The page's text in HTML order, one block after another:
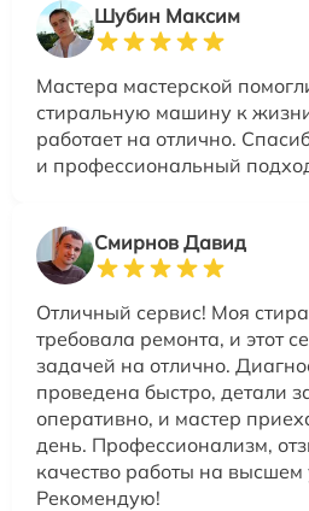
Шубин Максим
Мастера мастерской
стиральную машину к
работает на отлично.
и профессиональный
Смирнов Давид
Отличный сервис! Моя
требовала ремонта, и этот
задачей на отлично.
проведена быстро, детали
оперативно, и мастер
день. Профессионализм,
качество работы на высшем
Рекомендую!